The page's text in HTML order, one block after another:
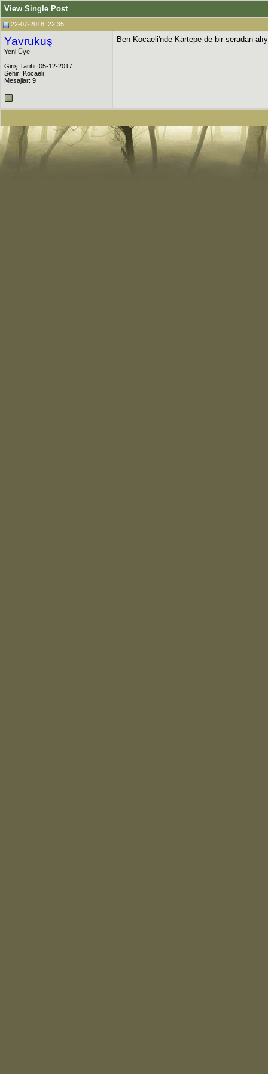
View Single Post
22-07-2018, 22:35
Yavrukuş
Yeni Üye
Giriş Tarihi: 05-12-2017
Şehir: Kocaeli
Mesajlar: 9
Ben Kocaeli'nde Kartepe de bir seradan